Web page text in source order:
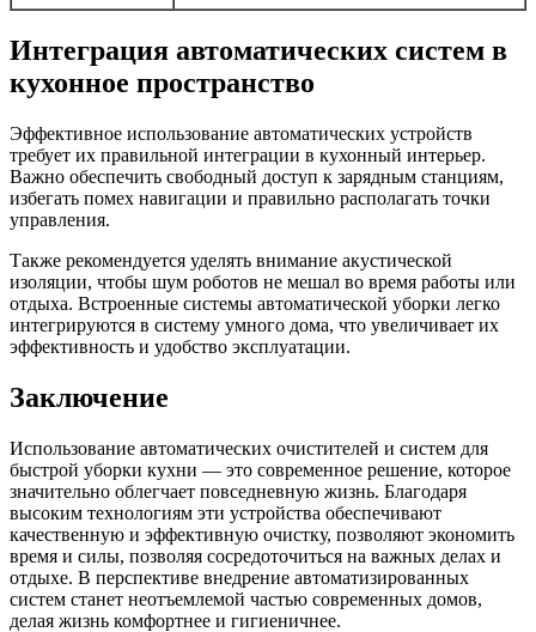
Интеграция автоматических систем в
кухонное пространство
Эффективное использование автоматических устройств
требует их правильной интеграции в кухонный интерьер.
Важно обеспечить свободный доступ к зарядным станциям,
избегать помех навигации и правильно располагать точки
управления.
Также рекомендуется уделять внимание акустической
изоляции, чтобы шум роботов не мешал во время работы или
отдыха. Встроенные системы автоматической уборки легко
интегрируются в систему умного дома, что увеличивает их
эффективность и удобство эксплуатации.
Заключение
Использование автоматических очистителей и систем для
быстрой уборки кухни — это современное решение, которое
значительно облегчает повседневную жизнь. Благодаря
высоким технологиям эти устройства обеспечивают
качественную и эффективную очистку, позволяют экономить
время и силы, позволяя сосредоточиться на важных делах и
отдыхе. В перспективе внедрение автоматизированных
систем станет неотъемлемой частью современных домов,
делая жизнь комфортнее и гигиеничнее.